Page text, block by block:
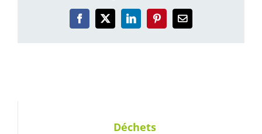
Facebook
X LinkedInPinterestEmail
Déchets